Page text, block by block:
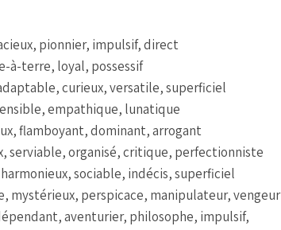
pionnier, impulsif, direct
à-terre, loyal, possessif
curieux, versatile, superficiel
empathique, lunatique
flamboyant, dominant, arrogant
serviable, organisé, critique, perfectionniste
sociable, indécis, superficiel
mystérieux, perspicace, manipulateur, vengeur
aventurier, philosophe, impulsif,